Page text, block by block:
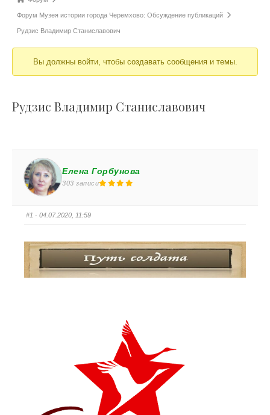
Форум Музея истории города Черемхово: Обсуждение публикаций
Рудзис Владимир Станиславович
Вы должны войти, чтобы создавать сообщения и темы.
Рудзис Владимир Станиславович
Елена Горбунова
303 записи
#1 · 04.07.2020, 11:59